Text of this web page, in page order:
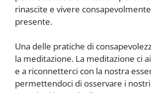
rinascite e vivere
presente.
Una delle pratiche di
la meditazione. La meditazione ci
e a riconnetterci con la nostra
permettendoci di osservare i